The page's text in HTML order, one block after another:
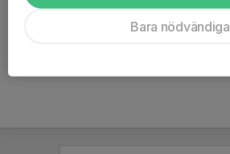
Bara nödvändiga